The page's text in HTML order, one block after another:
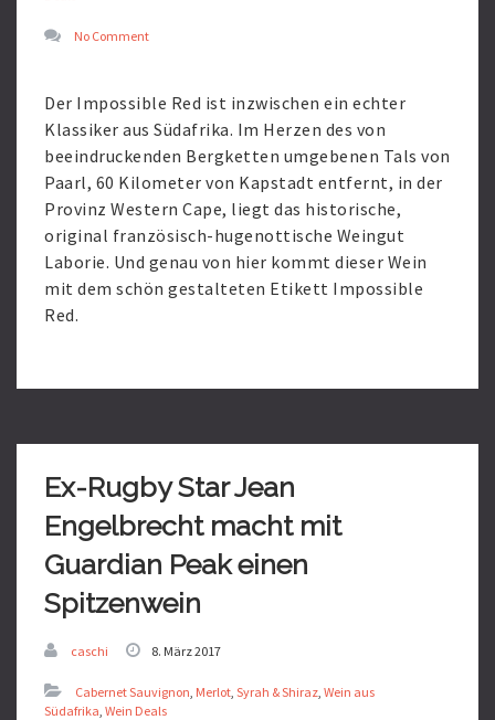
No Comment
Der Impossible Red ist inzwischen ein echter
Klassiker aus Südafrika. Im Herzen des von
beeindruckenden Bergketten umgebenen Tals von
Paarl, 60 Kilometer von Kapstadt entfernt, in der
Provinz Western Cape, liegt das historische,
original französisch-hugenottische Weingut
Laborie. Und genau von hier kommt dieser Wein
mit dem schön gestalteten Etikett Impossible
Red.
Read
Ex-Rugby Star Jean
Engelbrecht macht mit
Guardian Peak einen
Spitzenwein
caschi 8. März 2017
Cabernet Sauvignon Merlot Syrah & Shiraz Wein aus
Südafrika Wein Deals